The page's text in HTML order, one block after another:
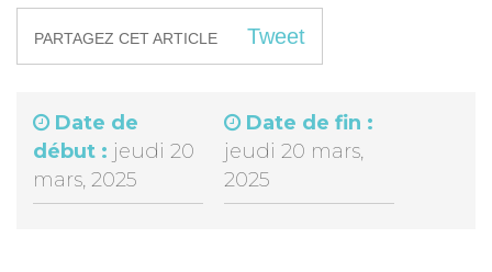
PARTAGEZ CET ARTICLE Tweet
Date de
début : jeudi 20
mars, 2025
Date de fin :
jeudi 20 mars,
2025